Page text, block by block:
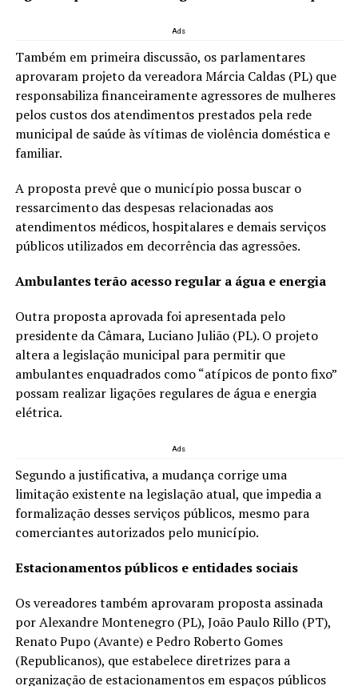
Ads
Também em primeira discussão, os parlamentares
aprovaram projeto da vereadora Márcia Caldas (PL) que
responsabiliza financeiramente agressores de mulheres
pelos custos dos atendimentos prestados pela rede
municipal de saúde às vítimas de violência doméstica e
familiar.
A proposta prevê que o município possa buscar o
ressarcimento das despesas relacionadas aos
atendimentos médicos, hospitalares e demais serviços
públicos utilizados em decorrência das agressões.
Ambulantes terão acesso regular a água e energia
Outra proposta aprovada foi apresentada pelo
presidente da Câmara, Luciano Julião (PL). O projeto
altera a legislação municipal para permitir que
ambulantes enquadrados como “atípicos de ponto fixo”
possam realizar ligações regulares de água e energia
elétrica.
Ads
Segundo a justificativa, a mudança corrige uma
limitação existente na legislação atual, que impedia a
formalização desses serviços públicos, mesmo para
comerciantes autorizados pelo município.
Estacionamentos públicos e entidades sociais
Os vereadores também aprovaram proposta assinada
por Alexandre Montenegro (PL), João Paulo Rillo (PT),
Renato Pupo (Avante) e Pedro Roberto Gomes
(Republicanos), que estabelece diretrizes para a
organização de estacionamentos em espaços públicos